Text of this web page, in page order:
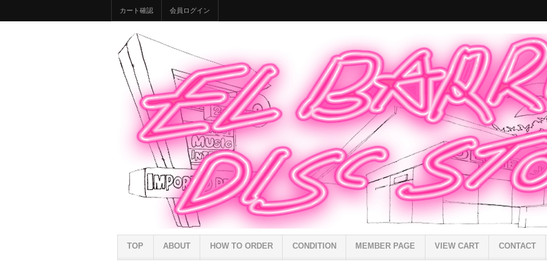
カート確認 会員ログイン
TOP ABOUT HOW TO ORDER CONDITION MEMBER PAGE VIEW CART CONTACT